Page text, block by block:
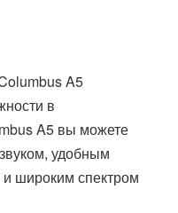
A5
в
A5 вы можете
удобным
широким спектром